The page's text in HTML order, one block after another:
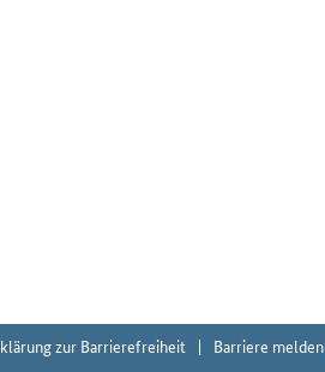
zur Barrierefreiheit Barriere melden